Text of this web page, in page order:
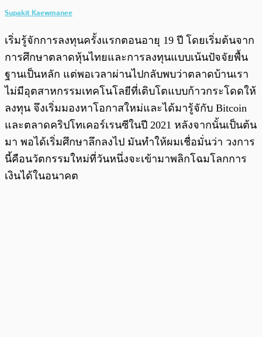
Supakit Kaewmanee
เริ่มรู้จักการลงทุนครั้งแรกตอนอายุ 19 ปี โดยเริ่มต้นจาก
การศึกษาตลาดหุ้นไทยและการลงทุนแบบเน้นปัจจัยพื้น
ฐานเป็นหลัก แต่พอเวลาผ่านไปกลับพบว่าตลาดบ้านเรา
ไม่มีอุตสาหกรรมเทคโนโลยีที่เติบโตแบบก้าวกระโดดให้
ลงทุน จึงเริ่มมองหาโอกาสใหม่และได้มารู้จักับ Bitcoin
และตลาดคริปโทเคอร์เรนซีในปี 2021 หลังจากนั้นเป็นต้น
มา พอได้เริ่มศึกษาลึกลงไป มันทำให้ผมเชื่อมั่นว่า วงการ
นี้คือนวัตกรรมใหม่ที่วันหนึ่งจะเข้ามาพลิกโฉมโลกการ
เงินได้ในอนาคต